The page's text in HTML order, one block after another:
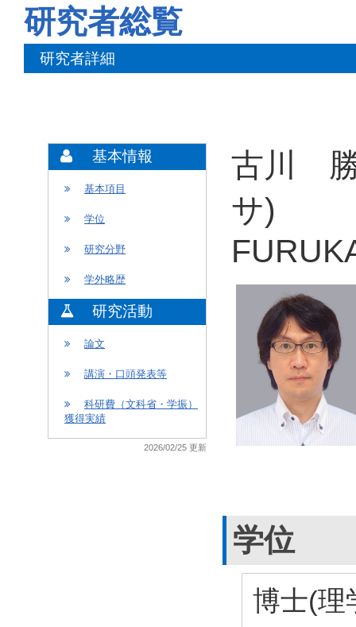
研究者総覧
研究者詳細
基本情報
基本項目
学位
研究分野
学外略歴
研究活動
論文
講演・口頭発表等
科研費（文科省・学振）
獲得実績
2026/02/25 更新
古川
サ)
学位
博士(